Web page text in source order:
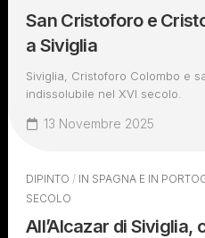
San Cristoforo e
a Siviglia
Siviglia, Cristoforo Colombo e
indissolubile nel XVI secolo.
13 Novembre 2025
DIPINTO / IN SPAGNA E IN
SECOLO
All’Alcazar di Siviglia,